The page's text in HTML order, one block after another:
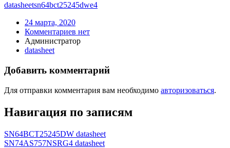
datasheetsn64bct25245dwe4
24 марта, 2020
Комментариев нет
Администратор
datasheet
Добавить комментарий
Для отправки комментария вам необходимо авторизоваться.
Навигация по записям
SN64BCT25245DW datasheet
SN74AS757NSRG4 datasheet